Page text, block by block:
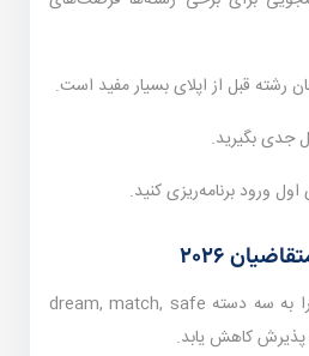
رشته قبل از اپلای بسیار مفید است.
جدی بگیرید.
ورود برنامه‌ریزی کنید.
لیست دانشگاه‌های هدف را به سه دسته dream, match, safe
کاهش یابد.